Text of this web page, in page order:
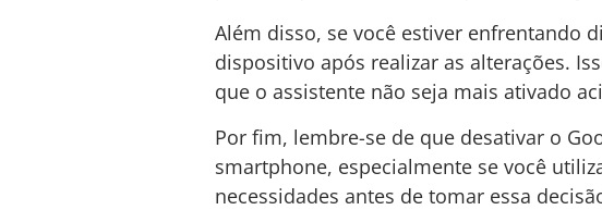
Além disso, se você estiver enfrentando
dispositivo após realizar as alterações.
que o assistente não seja mais ativado
Por fim, lembre-se de que desativar o
smartphone, especialmente se você
necessidades antes de tomar essa